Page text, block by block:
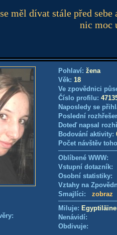
měl dívat stále před
nic moc
Pohlaví: žena
Věk: 18
Ve zpovědnici
Číslo profilu:
Naposledy se
Poslední
Doteď napsal
Bodování aktivity:
Počet návštěv
Oblíbené WWW:
Vstupní
Osobní
Vztahy na
Smajlíci: zobraz
Miluje:
Nenávidí:
Obdivuje: